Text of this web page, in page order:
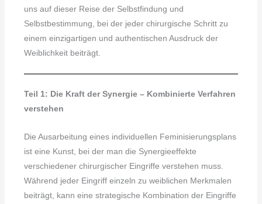
uns auf dieser Reise der Selbstfindung und
Selbstbestimmung, bei der jeder chirurgische Schritt zu
einem einzigartigen und authentischen Ausdruck der
Weiblichkeit beiträgt.
Teil 1: Die Kraft der Synergie – Kombinierte Verfahren
verstehen
Die Ausarbeitung eines individuellen Feminisierungsplans
ist eine Kunst, bei der man die Synergieeffekte
verschiedener chirurgischer Eingriffe verstehen muss.
Während jeder Eingriff einzeln zu weiblichen Merkmalen
beiträgt, kann eine strategische Kombination der Eingriffe